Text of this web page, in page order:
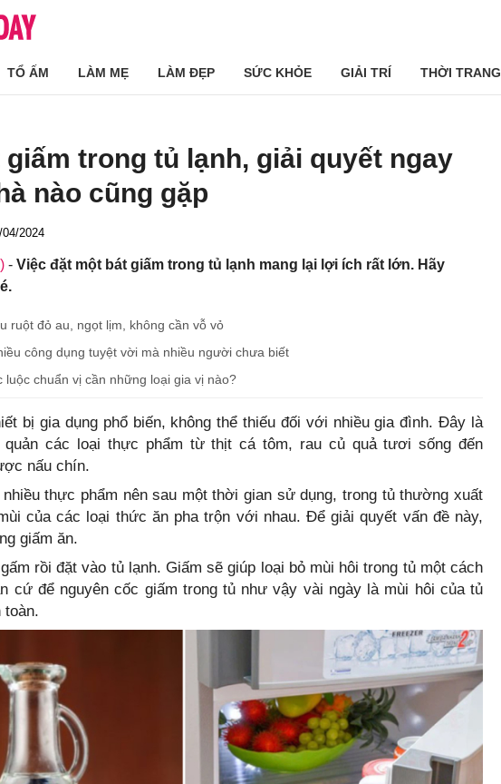
TỔ ẤM LÀM MẸ LÀM ĐẸP SỨC KHỎE GIẢI TRÍ THỜI TRANG
trong tủ lạnh, giải quyết ngay
nào cũng gặp
2024
- Việc đặt một bát giấm trong tủ lạnh mang lại lợi ích rất lớn. Hãy
ruột đỏ au, ngọt lịm, không cần vỗ vỏ
công dụng tuyệt vời mà nhiều người chưa biết
luộc chuẩn vị cần những loại gia vị nào?
bị gia dụng phổ biến, không thể thiếu đối với nhiều gia đình. Đây là
các loại thực phẩm từ thịt cá tôm, rau củ quả tươi sống đến
nấu chín.
thực phẩm nên sau một thời gian sử dụng, trong tủ thường xuất
của các loại thức ăn pha trộn với nhau. Để giải quyết vấn đề này,
giấm ăn.
rồi đặt vào tủ lạnh. Giấm sẽ giúp loại bỏ mùi hôi trong tủ một cách
cứ để nguyên cốc giấm trong tủ như vậy vài ngày là mùi hôi của tủ
toàn.